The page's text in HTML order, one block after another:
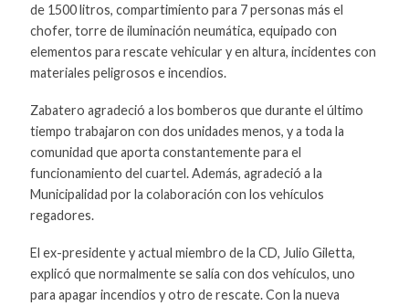
de 1500 litros, compartimiento para 7 personas más el
chofer, torre de iluminación neumática, equipado con
elementos para rescate vehicular y en altura, incidentes con
materiales peligrosos e incendios.
Zabatero agradeció a los bomberos que durante el último
tiempo trabajaron con dos unidades menos, y a toda la
comunidad que aporta constantemente para el
funcionamiento del cuartel. Además, agradeció a la
Municipalidad por la colaboración con los vehículos
regadores.
El ex-presidente y actual miembro de la CD, Julio Giletta,
explicó que normalmente se salía con dos vehículos, uno
para apagar incendios y otro de rescate. Con la nueva